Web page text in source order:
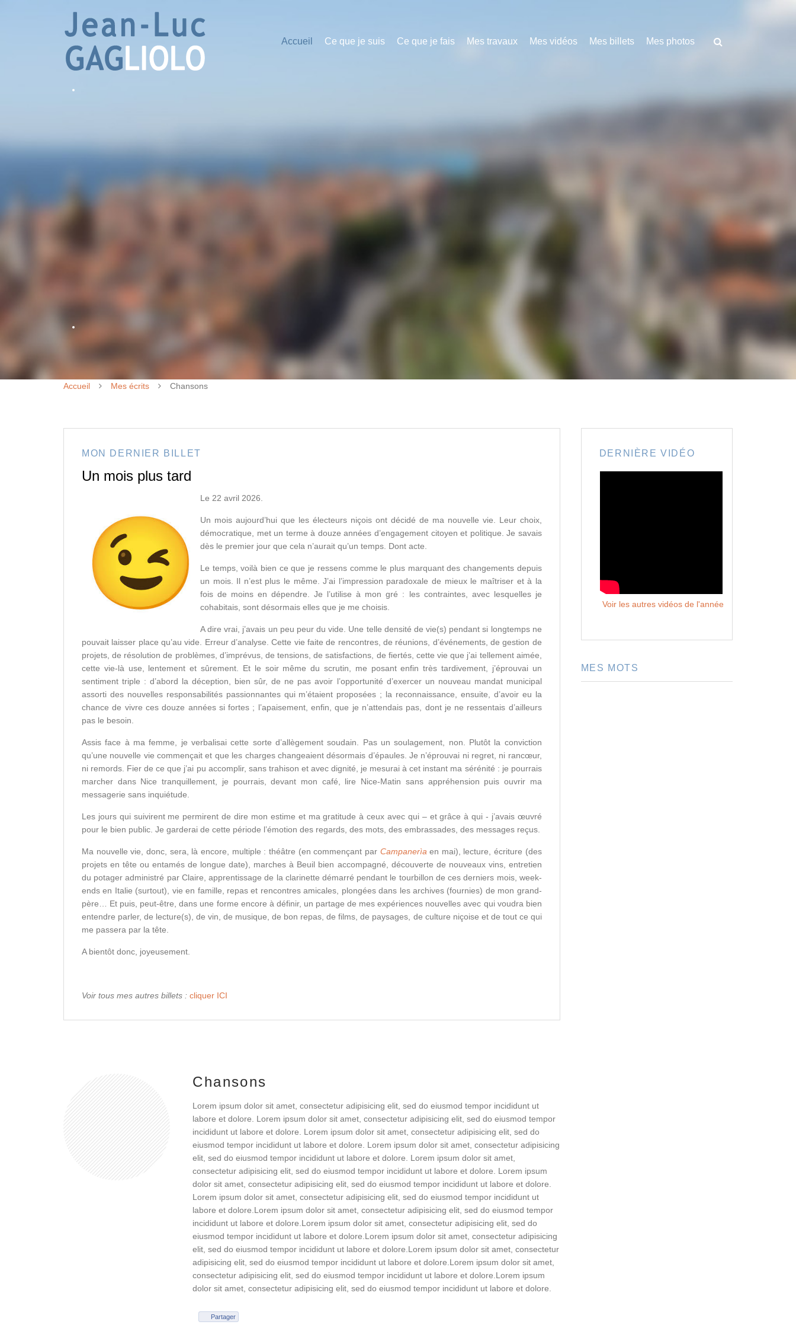
Accueil Ce que je suis Ce que je fais Mes travaux Mes vidéos Mes billets Mes photos
Accueil Mes écrits Chansons
MON DERNIER BILLET
Un mois plus tard
Le 22 avril 2026.
Un mois aujourd’hui que les électeurs niçois ont décidé de ma nouvelle vie. Leur choix,
démocratique, met un terme à douze années d’engagement citoyen et politique. Je savais
dès le premier jour que cela n’aurait qu’un temps. Dont acte.
Le temps, voilà bien ce que je ressens comme le plus marquant des changements depuis
un mois. Il n’est plus le même. J’ai l’impression paradoxale de mieux le maîtriser et à la
fois de moins en dépendre. Je l’utilise à mon gré : les contraintes, avec lesquelles je
cohabitais, sont désormais elles que je me choisis.
A dire vrai, j’avais un peu peur du vide. Une telle densité de vie(s) pendant si longtemps ne
pouvait laisser place qu’au vide. Erreur d’analyse. Cette vie faite de rencontres, de réunions, d’événements, de gestion de
projets, de résolution de problèmes, d’imprévus, de tensions, de satisfactions, de fiertés, cette vie que j’ai tellement aimée,
cette vie-là use, lentement et sûrement. Et le soir même du scrutin, me posant enfin très tardivement, j’éprouvai un
sentiment triple : d’abord la déception, bien sûr, de ne pas avoir l’opportunité d’exercer un nouveau mandat municipal
assorti des nouvelles responsabilités passionnantes qui m’étaient proposées ; la reconnaissance, ensuite, d’avoir eu la
chance de vivre ces douze années si fortes ; l’apaisement, enfin, que je n’attendais pas, dont je ne ressentais d’ailleurs
pas le besoin.
Assis face à ma femme, je verbalisai cette sorte d’allègement soudain. Pas un soulagement, non. Plutôt la conviction
qu’une nouvelle vie commençait et que les charges changeaient désormais d’épaules. Je n’éprouvai ni regret, ni rancœur,
ni remords. Fier de ce que j’ai pu accomplir, sans trahison et avec dignité, je mesurai à cet instant ma sérénité : je pourrais
marcher dans Nice tranquillement, je pourrais, devant mon café, lire Nice-Matin sans appréhension puis ouvrir ma
messagerie sans inquiétude.
Les jours qui suivirent me permirent de dire mon estime et ma gratitude à ceux avec qui – et grâce à qui - j’avais œuvré
pour le bien public. Je garderai de cette période l’émotion des regards, des mots, des embrassades, des messages reçus.
Ma nouvelle vie, donc, sera, là encore, multiple : théâtre (en commençant par Campanerìa en mai), lecture, écriture (des
projets en tête ou entamés de longue date), marches à Beuil bien accompagné, découverte de nouveaux vins, entretien
du potager administré par Claire, apprentissage de la clarinette démarré pendant le tourbillon de ces derniers mois, week-
ends en Italie (surtout), vie en famille, repas et rencontres amicales, plongées dans les archives (fournies) de mon grand-
père… Et puis, peut-être, dans une forme encore à définir, un partage de mes expériences nouvelles avec qui voudra bien
entendre parler, de lecture(s), de vin, de musique, de bon repas, de films, de paysages, de culture niçoise et de tout ce qui
me passera par la tête.
A bientôt donc, joyeusement.
Voir tous mes autres billets : cliquer ICI
Chansons
Lorem ipsum dolor sit amet, consectetur adipisicing elit, sed do eiusmod tempor incididunt ut
labore et dolore. Lorem ipsum dolor sit amet, consectetur adipisicing elit, sed do eiusmod tempor
incididunt ut labore et dolore. Lorem ipsum dolor sit amet, consectetur adipisicing elit, sed do
eiusmod tempor incididunt ut labore et dolore. Lorem ipsum dolor sit amet, consectetur adipisicing
elit, sed do eiusmod tempor incididunt ut labore et dolore. Lorem ipsum dolor sit amet,
consectetur adipisicing elit, sed do eiusmod tempor incididunt ut labore et dolore. Lorem ipsum
dolor sit amet, consectetur adipisicing elit, sed do eiusmod tempor incididunt ut labore et dolore.
Lorem ipsum dolor sit amet, consectetur adipisicing elit, sed do eiusmod tempor incididunt ut
labore et dolore.Lorem ipsum dolor sit amet, consectetur adipisicing elit, sed do eiusmod tempor
incididunt ut labore et dolore.Lorem ipsum dolor sit amet, consectetur adipisicing elit, sed do
eiusmod tempor incididunt ut labore et dolore.Lorem ipsum dolor sit amet, consectetur adipisicing
elit, sed do eiusmod tempor incididunt ut labore et dolore.Lorem ipsum dolor sit amet, consectetur
adipisicing elit, sed do eiusmod tempor incididunt ut labore et dolore.Lorem ipsum dolor sit amet,
consectetur adipisicing elit, sed do eiusmod tempor incididunt ut labore et dolore.Lorem ipsum
dolor sit amet, consectetur adipisicing elit, sed do eiusmod tempor incididunt ut labore et dolore.
Partager
DERNIÈRE VIDÉO
Voir les autres vidéos de l'année
MES MOTS